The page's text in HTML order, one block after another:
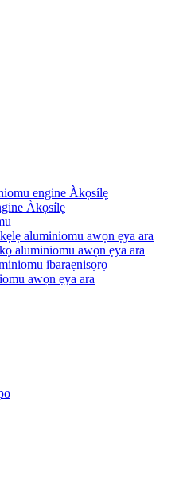
engine Àkọsílẹ
Àkọsílẹ
aluminiomu awọn ẹya ara
aluminiomu awọn ẹya ara
ibaraẹnisọrọ
awọn ẹya ara